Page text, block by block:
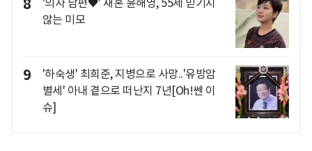
8
'의사 남편♥' 재혼 윤해영, 55세 믿기지
않는 미모
9
'하숙생' 최희준, 지병으로 사망..'유방암
별세' 아내 곁으로 떠난지 7년[Oh!쎈 이
슈]